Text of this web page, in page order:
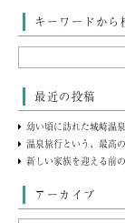
キーワードから
最近の投稿
幼い頃に訪れた城崎温
温泉旅行という、最高
新しい家族を迎える前
アーカイブ